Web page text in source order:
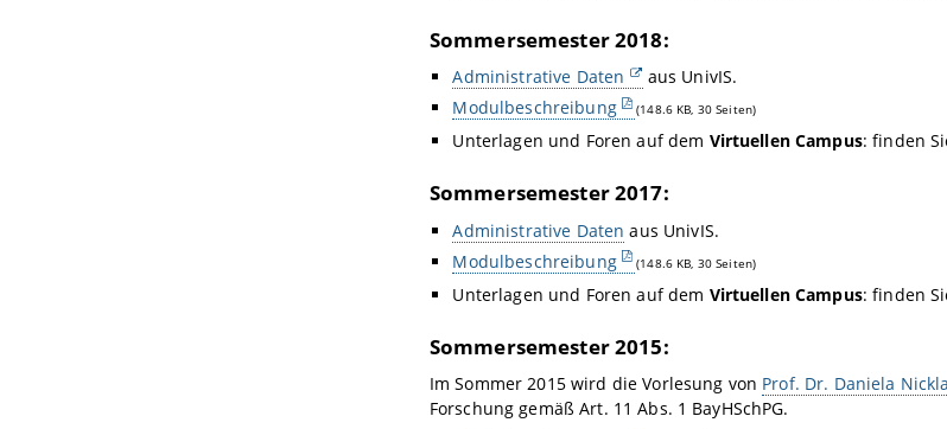
Sommersemester 2018:
Administrative Daten
aus UnivIS.
Modulbeschreibung
(148.6 KB, 30 Seiten)
Unterlagen und Foren auf dem Virtuellen Campus: finden
Sommersemester 2017:
Administrative Daten aus UnivIS.
Modulbeschreibung
(148.6 KB, 30 Seiten)
Unterlagen und Foren auf dem Virtuellen Campus: finden
Sommersemester 2015:
Im Sommer 2015 wird die Vorlesung von Prof. Dr. Daniela
Forschung gemäß Art. 11 Abs. 1 BayHSchPG.